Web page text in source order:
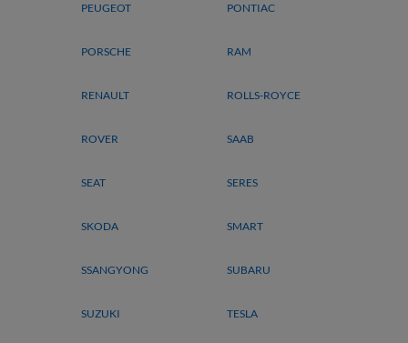
PEUGEOT PONTIAC
PORSCHE RAM
RENAULT ROLLS-ROYCE
ROVER SAAB
SEAT SERES
SKODA SMART
SSANGYONG SUBARU
SUZUKI TESLA